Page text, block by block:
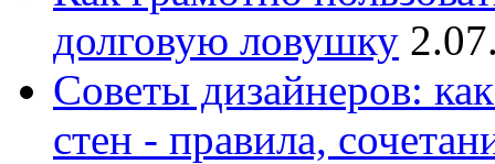
долговую ловушку
Советы дизайнеров:
стен - правила,